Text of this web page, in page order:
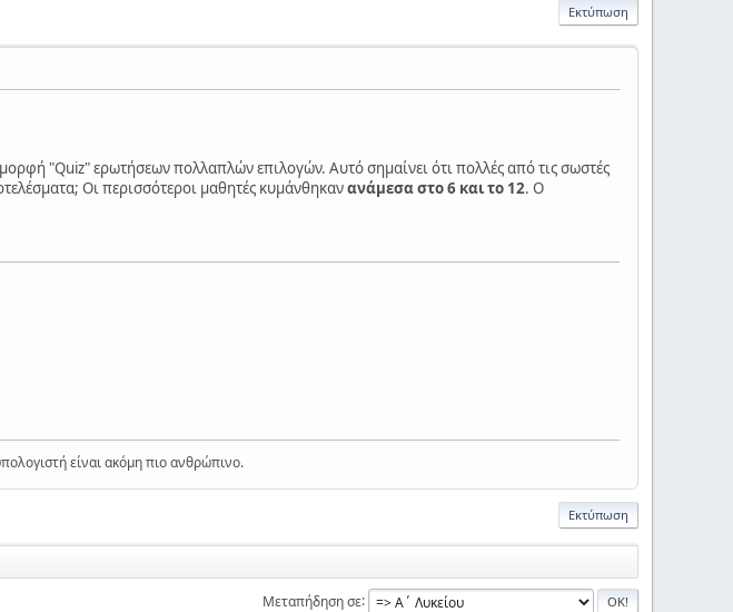
Εκτύπωση
"Quiz" ερωτήσεων πολλαπλών επιλογών. Αυτό σημαίνει ότι πολλές από τις σωστές
Οι περισσότεροι μαθητές κυμάνθηκανανάμεσα στο 6 και το 12. Ο
είναι ακόμη πιο ανθρώπινο.
Εκτύπωση
Μεταπήδηση σε